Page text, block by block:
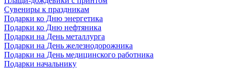
Сувениры к праздникам
Подарки ко Дню энергетика
Подарки ко Дню нефтяника
Подарки на День металлурга
Подарки на День железнодорожника
Подарки на День медицинского работника
Подарки начальнику